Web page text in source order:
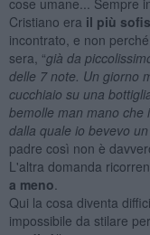
Cristiano era il più
incontrato, e non
sera, “già da
delle 7 note. Un giorno
cucchiaio su una
bemolle man mano che
dalla quale io bevevo un
padre così non è
L'altra domanda
a meno
Qui la cosa diventa
impossibile da stilare